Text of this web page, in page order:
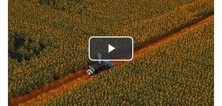
Play
Video